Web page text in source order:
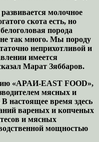
молочное
скота есть, но
порода
не так много. Мы породу
неприхотливой и
имеется
Марат Зяббаров.
«APAИ-EAST FOOD»,
мясных и
настоящее время здесь
вареных и копченых
и мясных
мощностью